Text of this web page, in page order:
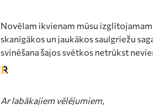
Novēlam ikvienam mūsu
skanīgākos un jaukākos saulgriežu
svinēšana šajos svētkos netrūkst
Ar labākajiem vēlējumiem,